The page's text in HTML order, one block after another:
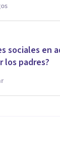
sociales en
los padres?